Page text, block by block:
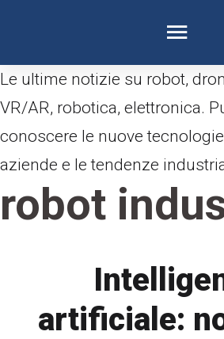
Le ultime notizie su robot,
VR/AR, robotica, elettronica.
conoscere le nuove
aziende e le tendenze
robot
artificiale: